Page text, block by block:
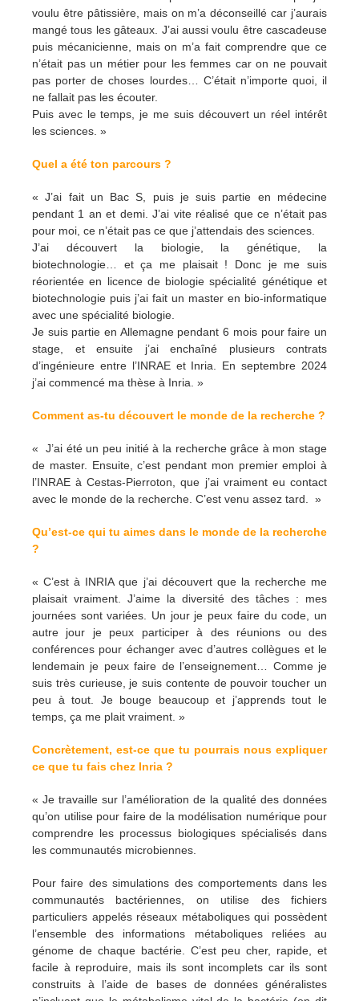
voulu être pâtissière, mais on m’a déconseillé car j’aurais
mangé tous les gâteaux. J’ai aussi voulu être cascadeuse
puis mécanicienne, mais on m’a fait comprendre que ce
n’était pas un métier pour les femmes car on ne pouvait
pas porter de choses lourdes… C’était n’importe quoi, il
ne fallait pas les écouter.
Puis avec le temps, je me suis découvert un réel intérêt
les sciences. »
Quel a été ton parcours ?
« J’ai fait un Bac S, puis je suis partie en médecine
pendant 1 an et demi. J’ai vite réalisé que ce n’était pas
pour moi, ce n’était pas ce que j’attendais des sciences.
J’ai découvert la biologie, la génétique, la
biotechnologie… et ça me plaisait ! Donc je me suis
réorientée en licence de biologie spécialité génétique et
biotechnologie puis j’ai fait un master en bio-informatique
avec une spécialité biologie.
Je suis partie en Allemagne pendant 6 mois pour faire un
stage, et ensuite j’ai enchaîné plusieurs contrats
d’ingénieure entre l’INRAE et Inria. En septembre 2024
j’ai commencé ma thèse à Inria. »
Comment as-tu découvert le monde de la recherche ?
« J’ai été un peu initié à la recherche grâce à mon stage
de master. Ensuite, c’est pendant mon premier emploi à
l’INRAE à Cestas-Pierroton, que j’ai vraiment eu contact
avec le monde de la recherche. C’est venu assez tard. »
Qu’est-ce qui tu aimes dans le monde de la recherche
?
« C’est à INRIA que j’ai découvert que la recherche me
plaisait vraiment. J’aime la diversité des tâches : mes
journées sont variées. Un jour je peux faire du code, un
autre jour je peux participer à des réunions ou des
conférences pour échanger avec d’autres collègues et le
lendemain je peux faire de l’enseignement… Comme je
suis très curieuse, je suis contente de pouvoir toucher un
peu à tout. Je bouge beaucoup et j’apprends tout le
temps, ça me plait vraiment. »
Concrètement, est-ce que tu pourrais nous expliquer
ce que tu fais chez Inria ?
« Je travaille sur l’amélioration de la qualité des données
qu’on utilise pour faire de la modélisation numérique pour
comprendre les processus biologiques spécialisés dans
les communautés microbiennes.
Pour faire des simulations des comportements dans les
communautés bactériennes, on utilise des fichiers
particuliers appelés réseaux métaboliques qui possèdent
l’ensemble des informations métaboliques reliées au
génome de chaque bactérie. C’est peu cher, rapide, et
facile à reproduire, mais ils sont incomplets car ils sont
construits à l’aide de bases de données généralistes